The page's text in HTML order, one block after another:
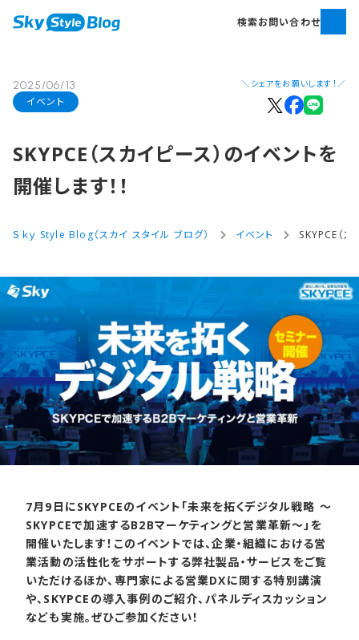
検索お問い合わせ
イベント
2025/06/13 ＼シェアをお願いします！／
SKYPCE​（スカイピース）の​イベントを​
開催します！！
Ｓｋｙ Style Blog（スカイ スタイル ブログ） イベント SKYPCE（ス
7月9日にSKYPCEのイベント「未来を拓くデジタル戦略 ～
SKYPCEで加速するB2Bマーケティングと営業革新～」を
開催いたします！このイベントでは、企業・組織における営
業活動の活性化をサポートする弊社製品・サービスをご覧
いただけるほか、専門家による営業DXに関する特別講演
や、SKYPCEの導入事例のご紹介、パネルディスカッション
なども実施。ぜひご参加ください！